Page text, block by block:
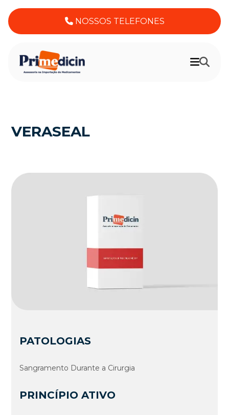
NOSSOS TELEFONES
VERASEAL
PATOLOGIAS
Sangramento Durante a Cirurgia
PRINCÍPIO ATIVO